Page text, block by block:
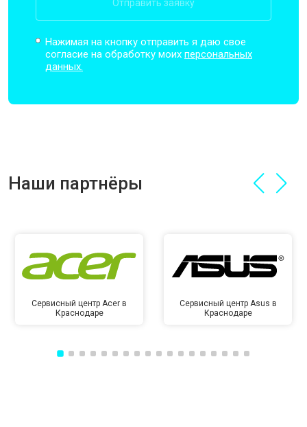
Отправить заявку
Нажимая на кнопку отправить я даю свое
согласие на обработку моихперсональных
данных.
Наши партнёры
Сервисный центр Acer в
Краснодаре
Сервисный центр Asus в
Краснодаре